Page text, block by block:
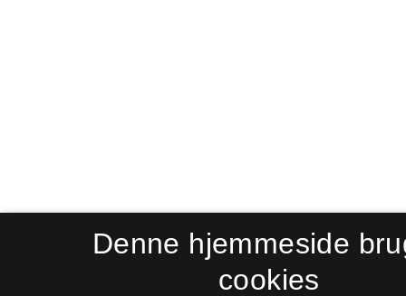
Denne hjemmeside
cookies